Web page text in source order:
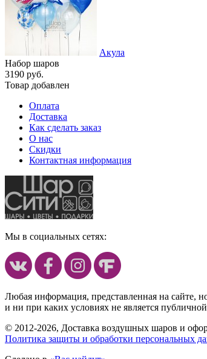
Акула
Набор шаров
3190 руб.
Товар добавлен
Оплата
Доставка
Как сделать заказ
О нас
Скидки
Контактная информация
Мы в социальных сетях:
Любая информация, представленная на сайте,
и ни при каких условиях не является
© 2012-2026, Доставка воздушных шаров и
Политика защиты и обработки персональных